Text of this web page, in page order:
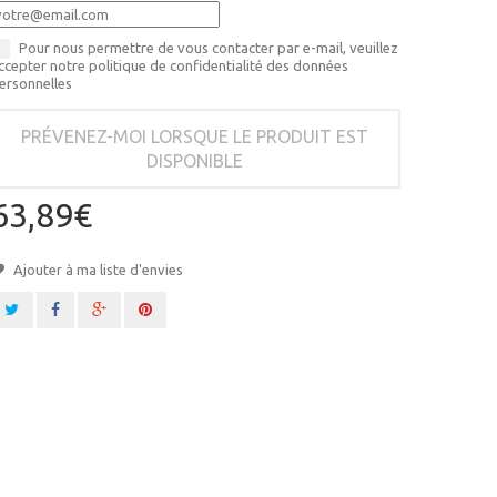
Pour nous permettre de vous contacter par e-mail, veuillez
notre politique de confidentialité des données
PRÉVENEZ-MOI LORSQUE LE PRODUIT EST
DISPONIBLE
Ajouter à ma liste d'envies